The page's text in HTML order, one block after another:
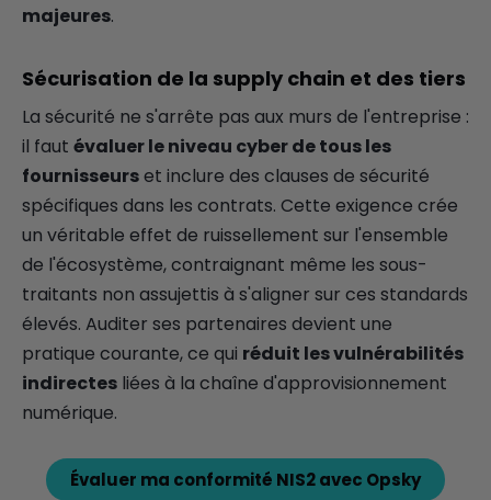
majeures.
Sécurisation de la supply chain et des tiers
La sécurité ne s'arrête pas aux murs de l'entreprise :
il faut évaluer le niveau cyber de tous les
fournisseurset inclure des clauses de sécurité
spécifiques dans les contrats. Cette exigence crée
un véritable effet de ruissellement sur l'ensemble
de l'écosystème, contraignant même les sous-
traitants non assujettis à s'aligner sur ces standards
élevés. Auditer ses partenaires devient une
pratique courante, ce qui réduit les vulnérabilités
indirectes liées à la chaîne d'approvisionnement
numérique.
Évaluer ma conformité NIS2 avec Opsky